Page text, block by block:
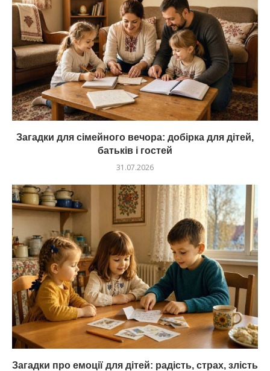
Загадки для сімейного вечора: добірка для дітей,
батьків і гостей
31.07.2026
Загадки про емоції для дітей: радість, страх, злість